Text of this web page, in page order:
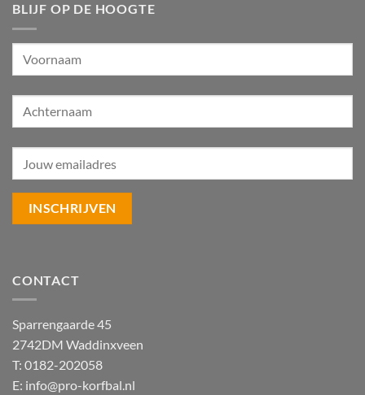
BLIJF OP DE HOOGTE
CONTACT
Sparrengaarde 45
2742DM Waddinxveen
T: 0182-202058
E: info@pro-korfbal.nl